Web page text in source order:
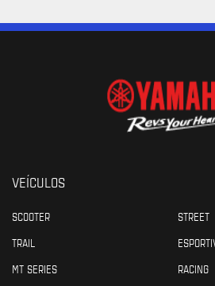
VEÍCULOS
SCOOTER
STREET
TRAIL
MT SERIES
RACING